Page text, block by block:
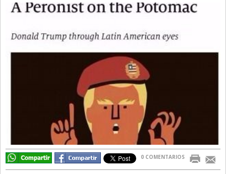
Diarios del Mundo
Ecología y Ambiente
El Precio Que Yo Ví
Entrevista Exclusiva
Finanzas
0 COMENTARIOS